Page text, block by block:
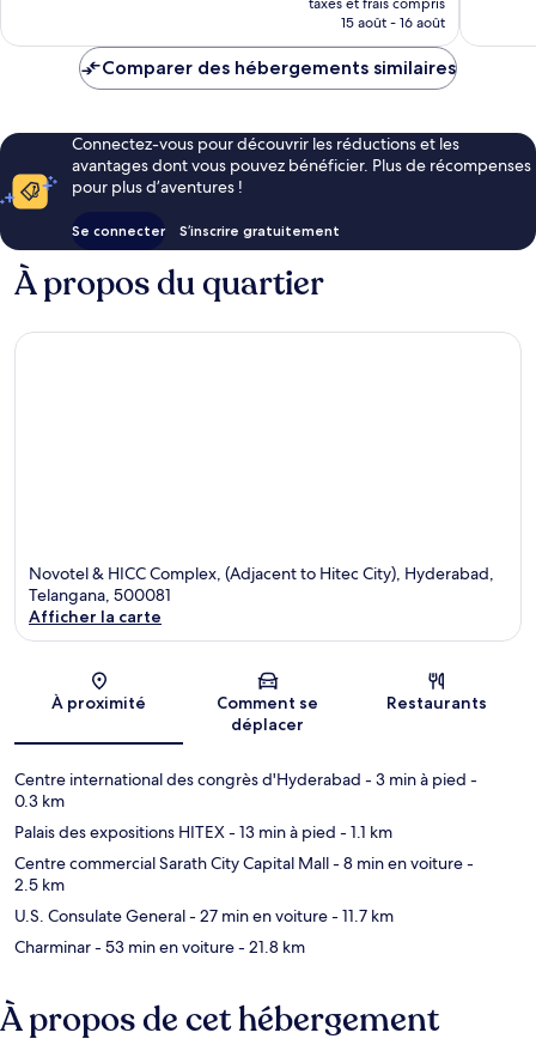
prix
de
15 août - 16 août
Comparer des hébergements similaires
Connectez-vous pour découvrir les réductions et les
avantages dont vous pouvez bénéficier. Plus de récompenses
pour plus d’aventures !
Se connecter S’inscrire gratuitement
À propos du quartier
Novotel & HICC Complex, (Adjacent to Hitec City), Hyderabad,
Telangana, 500081
Afficher la carte
À proximité
Comment se
déplacer
Restaurants
Centre international des congrès d'Hyderabad - 3 min à pied -
0.3 km
Palais des expositions HITEX- 13 min à pied - 1.1 km
Centre commercial Sarath City Capital Mall- 8 min en voiture-
2.5 km
U.S. Consulate General- 27 min en voiture- 11.7 km
Charminar- 53 min en voiture- 21.8 km
À propos de cet hébergement